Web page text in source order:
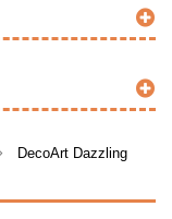
DecoArt Dazzling